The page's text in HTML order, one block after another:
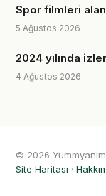
Spor filmleri
5 Ağustos 2026
2024 yılında
4 Ağustos 2026
© 2026
Site Haritası ·